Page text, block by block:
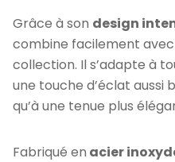
Grâce à son design
combine facilement avec
collection. Il s’adapte à
une touche d’éclat aussi
qu’à une tenue plus
Fabriqué en acier